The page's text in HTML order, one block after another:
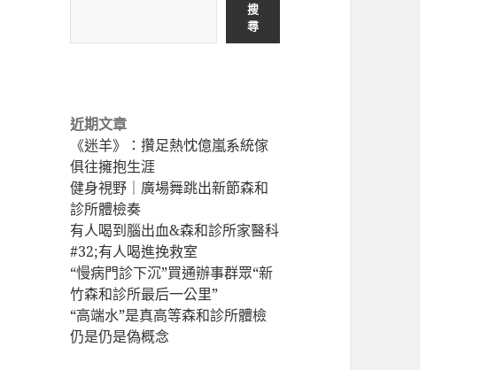
搜
尋
近期文章
《迷羊》：攢足熱忱億嵐系統傢
俱往擁抱生涯
健身視野｜廣場舞跳出新節森和
診所體檢奏
有人喝到腦出血&森和診所家醫科
#32;有人喝進挽救室
“慢病門診下沉”買通辦事群眾“新
竹森和診所最后一公里”
“高端水”是真高等森和診所體檢
仍是仍是偽概念